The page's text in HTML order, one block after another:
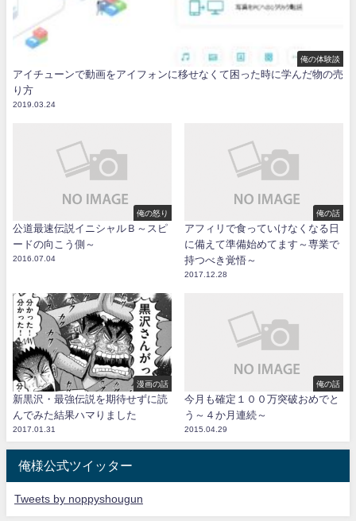
俺の体験談
アイチューンで動画をアイフォンに移せなくて困った時に学んだ物の売
り方
2019.03.24
俺の怒り
公道最速伝説イニシャルＢ～スピ
ードの向こう側～
2016.07.04
俺の話
アフィリで食っていけなくなる日
に備えて準備始めてます～専業で
持つべき覚悟～
2017.12.28
漫画の話
新黒沢・最強伝説を期待せずに読
んでみた結果ハマりました
2017.01.31
俺の話
今月も確定１００万突破おめでと
う～４か月連続～
2015.04.29
俺様公式ツイッター
Tweets by noppyshougun